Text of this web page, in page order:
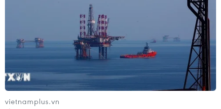
vietnamplus.vn